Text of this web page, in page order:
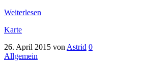
Weiterlesen
Karte
26. April 2015 von Astrid 0
Allgemein